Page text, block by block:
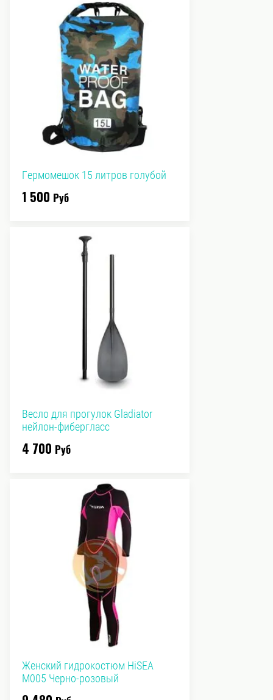
Гермомешок 15 литров голубой
1 500 Руб
Весло для прогулок Gladiator
нейлон-фибергласс
4 700 Руб
Женский гидрокостюм HiSEA
M005 Черно-розовый